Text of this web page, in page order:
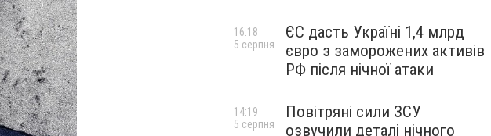
ЄС дасть Україні 1,4 млрд
євро з заморожених активів
РФ після нічної атаки
16:18
5 серпня
Повітряні сили ЗСУ
озвучили деталі нічного
14:19
5 серпня